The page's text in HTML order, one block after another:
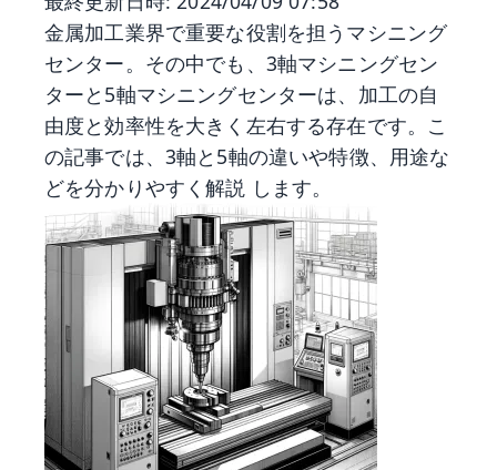
金属加工業界で重要な役割を担うマシニング
センター。その中でも、3軸マシニングセン
ターと5軸マシニングセンターは、加工の自
由度と効率性を大きく左右する存在です。こ
の記事では、3軸と5軸の違いや特徴、用途な
どを分かりやすく解説 します。